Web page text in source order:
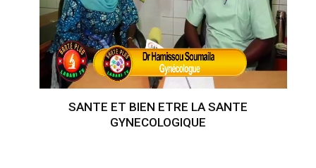
SANTE ET BIEN ETRE LA SANTE
GYNECOLOGIQUE